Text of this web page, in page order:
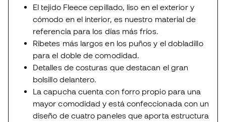
El tejido Fleece cepillado, liso en el exterior y
cómodo en el interior, es nuestro material de
referencia para los días más fríos.
Ribetes más largos en los puños y el dobladillo
para el doble de comodidad.
Detalles de costuras que destacan el gran
bolsillo delantero.
La capucha cuenta con forro propio para una
mayor comodidad y está confeccionada con un
diseño de cuatro paneles que aporta estructura